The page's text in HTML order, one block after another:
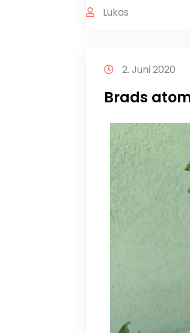
Lukas
2. Juni 2020
Brads